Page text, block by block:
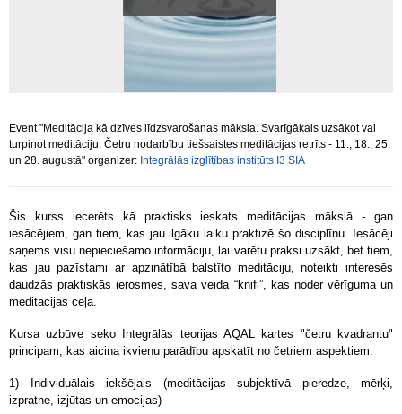
Event "Meditācija kā dzīves līdzsvarošanas māksla. Svarīgākais uzsākot vai
turpinot meditāciju. Četru nodarbību tiešsaistes meditācijas retrīts - 11., 18., 25.
un 28. augustā" organizer: Integrālās izglītības institūts I3 SIA
Šis kurss iecerēts kā praktisks ieskats meditācijas mākslā - gan
iesācējiem, gan tiem, kas jau ilgāku laiku praktizē šo disciplīnu. Iesācēji
saņems visu nepieciešamo informāciju, lai varētu praksi uzsākt, bet tiem,
kas jau pazīstami ar apzinātībā balstīto meditāciju, noteikti interesēs
daudzās praktiskās ierosmes, sava veida “knifi”, kas noder vērīguma un
meditācijas ceļā.
Kursa uzbūve seko Integrālās teorijas AQAL kartes "četru kvadrantu"
principam, kas aicina ikvienu parādību apskatīt no četriem aspektiem:
1) Individuālais iekšējais (meditācijas subjektīvā pieredze, mērķi,
izpratne, izjūtas un emocijas)